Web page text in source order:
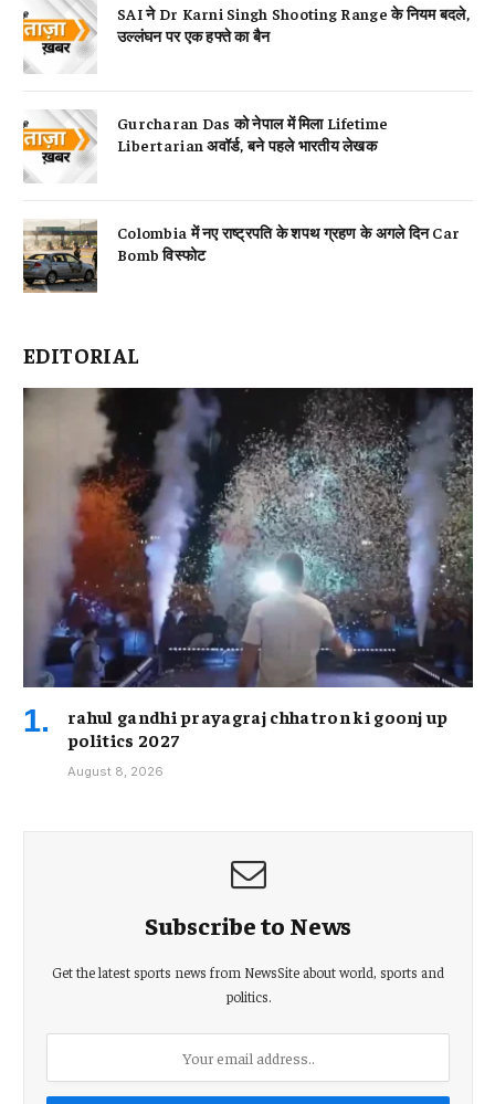
SAI ने Dr Karni Singh Shooting Range के नियम बदले,
उल्लंघन पर एक हफ्ते का बैन
Gurcharan Das को नेपाल में मिला Lifetime
Libertarian अवॉर्ड, बने पहले भारतीय लेखक
Colombia में नए राष्ट्रपति के शपथ ग्रहण के अगले दिन Car
Bomb विस्फोट
EDITORIAL
rahul gandhi prayagraj chhatron ki goonj up
politics 2027
August 8, 2026
Subscribe to News
Get the latest sports news from NewsSite about world, sports and
politics.